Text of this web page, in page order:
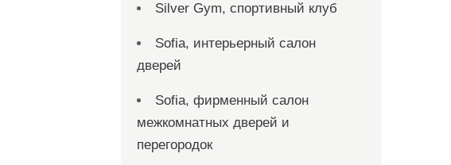
Silver Gym, спортивный клуб
Sofia, интерьерный салон
дверей
Sofia, фирменный салон
межкомнатных дверей и
перегородок